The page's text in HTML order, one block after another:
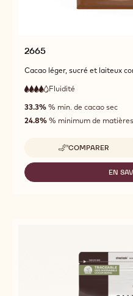
2665
Cacao léger, sucré et laiteux
4
out
of
5
Fluidité
fluidité
33.3% % min. de cacao sec
24.8% % minimum de
COMPARER
-
2665
EN